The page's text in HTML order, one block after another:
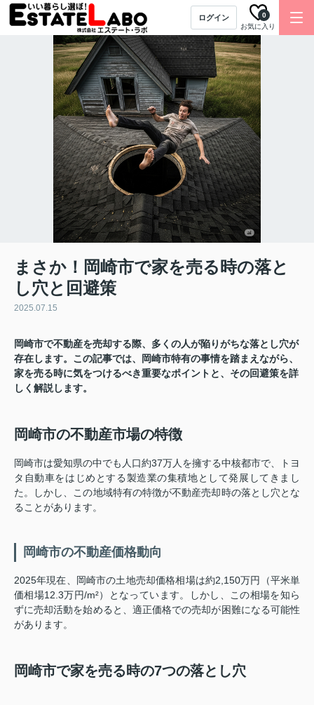
ログイン
お気に入り
0
まさか！岡崎市で家を売る時の落と
し穴と回避策
2025.07.15
岡崎市で不動産を売却する際、多くの人が陥りがちな落とし穴が
存在します。この記事では、岡崎市特有の事情を踏まえながら、
家を売る時に気をつけるべき重要なポイントと、その回避策を詳
しく解説します。
岡崎市の不動産市場の特徴
岡崎市は愛知県の中でも人口約37万人を擁する中核都市で、トヨ
タ自動車をはじめとする製造業の集積地として発展してきまし
た。しかし、この地域特有の特徴が不動産売却時の落とし穴とな
ることがあります。
岡崎市の不動産価格動向
2025年現在、岡崎市の土地売却価格相場は約2,150万円（平米単
価相場12.3万円/m²）となっています。しかし、この相場を知ら
ずに売却活動を始めると、適正価格での売却が困難になる可能性
があります。
岡崎市で家を売る時の7つの落とし穴